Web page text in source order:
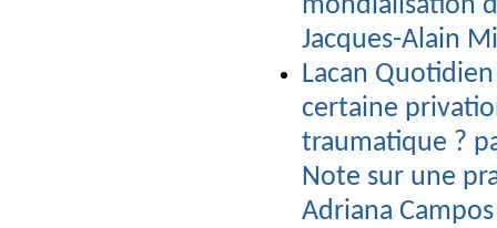
mondialisation
Jacques-Alain
Lacan
certaine
traumatique ?
Note sur une
Adriana Campos